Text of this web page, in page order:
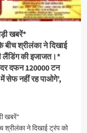
खबरें*
श्रीलंका ने दिखाई
लैंडिंग की इजाजत।*
दफन 120000 टन
सेफ नहीं रह पाओगे’,
खबरें*
ने दिखाई ट्रंप को